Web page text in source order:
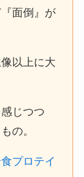
面倒』が
以上に大
じつつ
の。
プロテイ